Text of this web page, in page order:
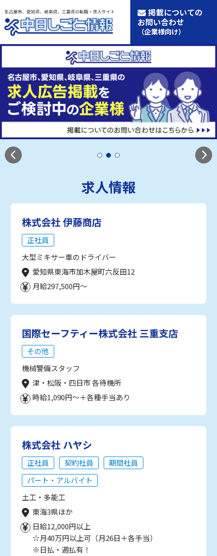
掲載についての
お問い合わせ
（企業様向け）
求人情報
株式会社 伊藤商店
正社員
大型ミキサー車のドライバー
愛知県東海市加木屋町六反田12
月給297,500円～
国際セーフティー株式会社 三重支店
その他
機械警備スタッフ
津・松阪・四日市 各待機所
時給1,090円～＋各種手当あり
株式会社 ハヤシ
正社員 契約社員
期間社員
パート・アルバイト
土工・多能工
東海3県ほか
日給12,000円以上
☆月40万円以上可（月26日＋各手当）
※日払・週払有！